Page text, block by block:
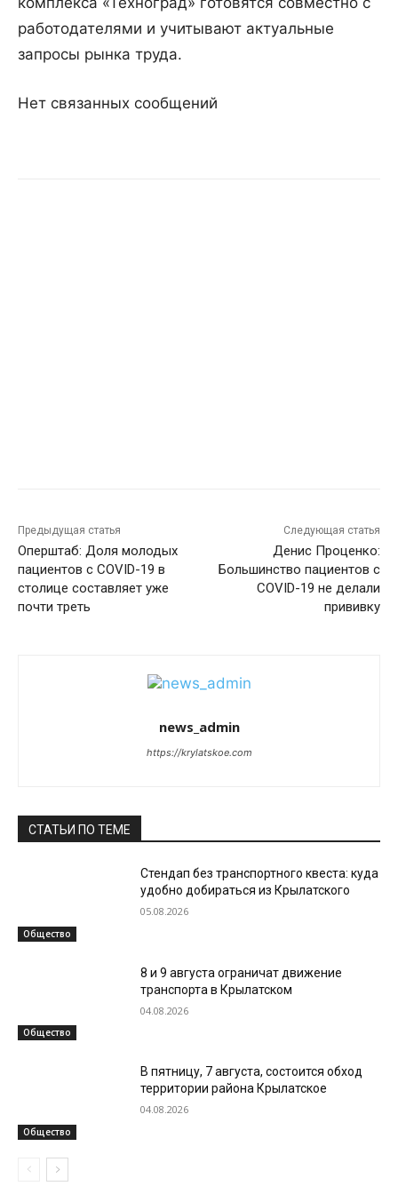
работодателями и учитывают актуальные
запросы рынка труда.
Нет связанных сообщений
Предыдущая статья
Оперштаб: Доля молодых
пациентов с COVID-19 в
столице составляет уже
почти треть
Следующая статья
Денис Проценко:
Большинство пациентов с
COVID-19 не делали
прививку
news_admin
https://krylatskoe.com
СТАТЬИ ПО ТЕМЕ
Общество
Стендап без транспортного квеста: куда
удобно добираться из Крылатского
05.08.2026
Общество
8 и 9 августа ограничат движение
транспорта в Крылатском
04.08.2026
Общество
В пятницу, 7 августа, состоится обход
территории района Крылатское
04.08.2026